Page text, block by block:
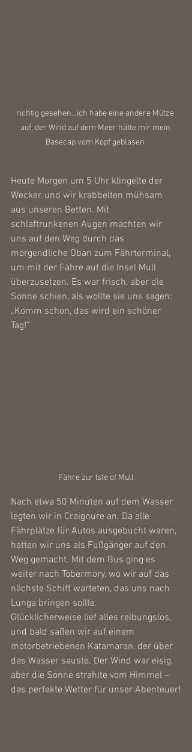
richtig gesehen...ich habe eine andere Mütze
auf, der Wind auf dem Meer hätte mir mein
Basecap vom Kopf geblasen
Heute Morgen um 5 Uhr klingelte der
Wecker, und wir krabbelten mühsam
aus unseren Betten. Mit
schlaftrunkenen Augen machten wir
uns auf den Weg durch das
morgendliche Oban zum Fährterminal,
um mit der Fähre auf die Insel Mull
überzusetzen. Es war frisch, aber die
Sonne schien, als wollte sie uns sagen:
„Komm schon, das wird ein schöner
Tag!“
Fähre zur Isle of Mull
Nach etwa 50 Minuten auf dem Wasser
legten wir in Craignure an. Da alle
Fährplätze für Autos ausgebucht waren,
hatten wir uns als Fußgänger auf den
Weg gemacht. Mit dem Bus ging es
weiter nach Tobermory, wo wir auf das
nächste Schiff warteten, das uns nach
Lunga bringen sollte.
Glücklicherweise lief alles reibungslos,
und bald saßen wir auf einem
motorbetriebenen Katamaran, der über
das Wasser sauste. Der Wind war eisig,
aber die Sonne strahlte vom Himmel –
das perfekte Wetter für unser Abenteuer!